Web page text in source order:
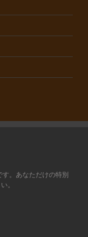
。あなただけの特別
。